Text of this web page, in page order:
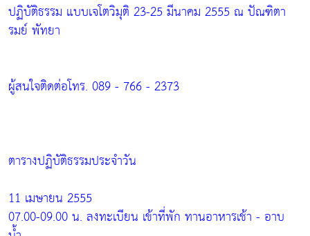
ปฏิบัติธรรม แบบเจโตวิมุติ 23-25 มีนาคม 2555 ณ ปัณฑิตา
รมย์ พัทยา
ผู้สนใจติดต่อโทร. 089 - 766 - 2373
ตารางปฏิบัติธรรมประจำวัน
11 เมษายน 2555
07.00-09.00 น. ลงทะเบียน เข้าที่พัก ทานอาหารเช้า - อาบ